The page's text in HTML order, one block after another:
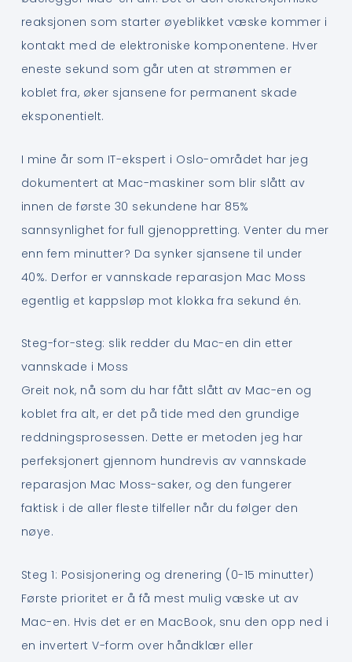
reaksjonen som starter øyeblikket væske kommer i
kontakt med de elektroniske komponentene. Hver
eneste sekund som går uten at strømmen er
koblet fra, øker sjansene for permanent skade
eksponentielt.
I mine år som IT-ekspert i Oslo-området har jeg
dokumentert at Mac-maskiner som blir slått av
innen de første 30 sekundene har 85%
sannsynlighet for full gjenoppretting. Venter du mer
enn fem minutter? Da synker sjansene til under
40%. Derfor er vannskade reparasjon Mac Moss
egentlig et kappsløp mot klokka fra sekund én.
Steg-for-steg: slik redder du Mac-en din etter
vannskade i Moss
Greit nok, nå som du har fått slått av Mac-en og
koblet fra alt, er det på tide med den grundige
reddningsprosessen. Dette er metoden jeg har
perfeksjonert gjennom hundrevis av vannskade
reparasjon Mac Moss-saker, og den fungerer
faktisk i de aller fleste tilfeller når du følger den
nøye.
Steg 1: Posisjonering og drenering (0-15 minutter)
Første prioritet er å få mest mulig væske ut av
Mac-en. Hvis det er en MacBook, snu den opp ned i
en invertert V-form over håndklær eller